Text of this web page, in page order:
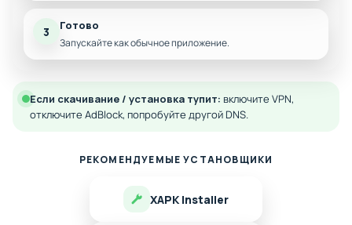
3 Готово
Запускайте как обычное приложение.
Если скачивание / установка тупит: включите VPN,
отключите AdBlock, попробуйте другой DNS.
РЕКОМЕНДУЕМЫЕ УСТАНОВЩИКИ
XAPK Installer